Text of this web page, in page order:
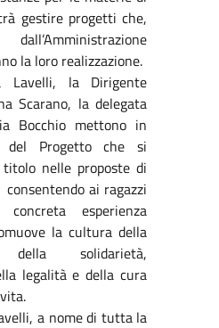
gestire progetti che,
la loro realizzazione.
Lavelli, la Dirigente
Scarano, la delegata
Bocchio mettono in
Progetto che si
nelle proposte di
ai ragazzi
esperienza
la cultura della
della solidarietà,
legalità e della cura
a nome di tutta la